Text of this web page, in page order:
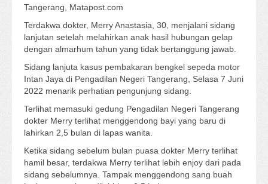
Tangerang, Matapost.com
Terdakwa dokter, Merry Anastasia, 30, menjalani sidang
lanjutan setelah melahirkan anak hasil hubungan gelap
dengan almarhum tahun yang tidak bertanggung jawab.
Sidang lanjuta kasus pembakaran bengkel sepeda motor
Intan Jaya di Pengadilan Negeri Tangerang, Selasa 7 Juni
2022 menarik perhatian pengunjung sidang.
Terlihat memasuki gedung Pengadilan Negeri Tangerang
dokter Merry terlihat menggendong bayi yang baru di
lahirkan 2,5 bulan di lapas wanita.
Ketika sidang sebelum bulan puasa dokter Merry terlihat
hamil besar, terdakwa Merry terlihat lebih enjoy dari pada
sidang sebelumnya. Tampak menggendong sang buah